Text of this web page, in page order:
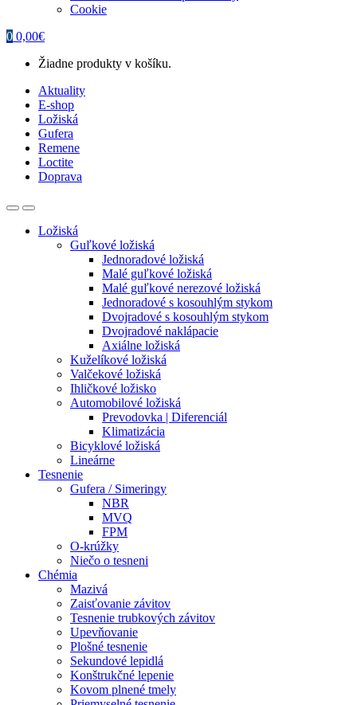
Cookie
0 0,00€
Žiadne produkty v košíku.
Aktuality
E-shop
Ložiská
Gufera
Remene
Loctite
Doprava
Ložiská
Guľkové ložiská
Jednoradové ložiská
Malé guľkové ložiská
Malé guľkové nerezové ložiská
Jednoradové s kosouhlým stykom
Dvojradové s kosouhlým stykom
Dvojradové naklápacie
Axiálne ložiská
Kuželíkové ložiská
Valčekové ložiská
Ihličkové ložisko
Automobilové ložiská
Prevodovka | Diferenciál
Klimatizácia
Bicyklové ložiská
Lineárne
Tesnenie
Gufera / Simeringy
NBR
MVQ
FPM
O-krúžky
Niečo o tesneni
Chémia
Mazivá
Zaisťovanie závitov
Tesnenie trubkových závitov
Upevňovanie
Plošné tesnenie
Sekundové lepidlá
Konštrukčné lepenie
Kovom plnené tmely